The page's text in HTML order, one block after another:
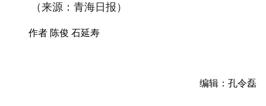
（来源：青海日报）
作者 陈俊 石延寿
编辑：孔令磊